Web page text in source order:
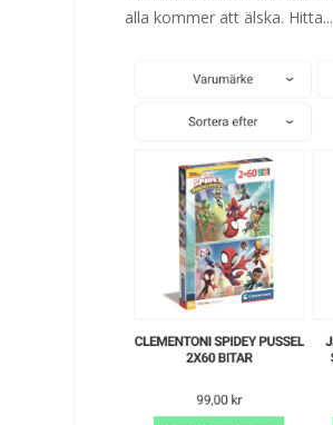
alla kommer att älska. Hitta...